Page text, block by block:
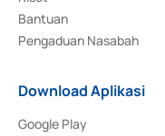
Bantuan
Pengaduan Nasabah
Download Aplikasi
Google Play